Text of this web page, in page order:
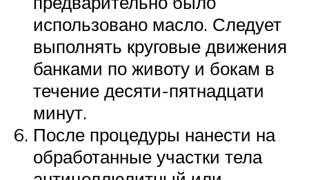
использовано масло. Следует
выполнять круговые движения
банками по животу и бокам в
течение десяти-пятнадцати
минут.
После процедуры нанести на
обработанные участки тела